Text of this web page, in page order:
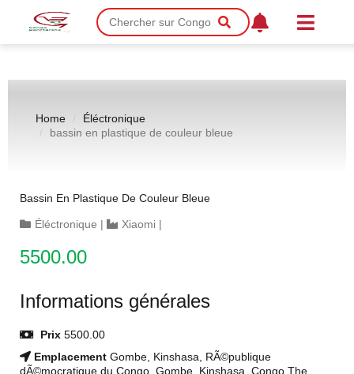
Home
Éléctronique
bassin en plastique de couleur bleue
Bassin En Plastique De Couleur Bleue
Éléctronique | Xiaomi |
5500.00
Informations générales
Prix 5500.00
Emplacement Gombe, Kinshasa, RÃ©publique
dÃ©mocratique du Congo, Gombe, Kinshasa, Congo The